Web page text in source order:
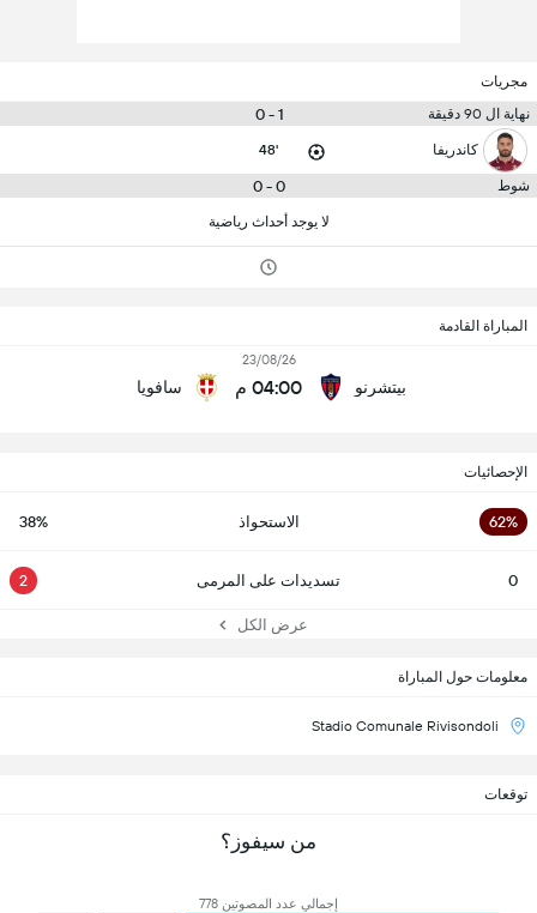
مجريات
نهاية ال 90 دقيقة
1 - 0
كاندريفا 48'
شوط 0 - 0
لا يوجد أحداث رياضية
المباراة القادمة
بيتشرنو
23/08/26
04:00 م سافويا
الإحصائيات
62% الاستحواذ 38%
0 تسديدات على المرمى 2
عرض الكل
معلومات حول المباراة
Stadio Comunale Rivisondoli
توقعات
من سيفوز؟
إجمالي عدد المصوتين 778